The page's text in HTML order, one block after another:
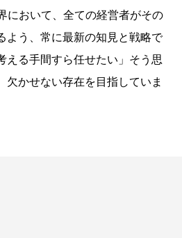
において、全ての経営者がその
よう、常に最新の知見と戦略で
える手間すら任せたい」そう思
欠かせない存在を目指していま